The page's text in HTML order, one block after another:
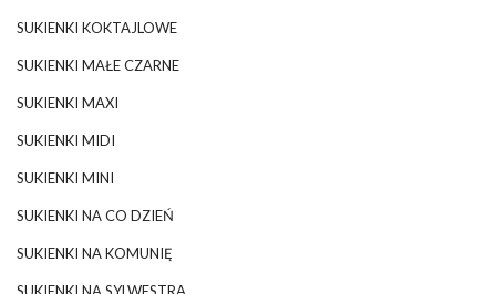
SUKIENKI KOKTAJLOWE
SUKIENKI MAŁE CZARNE
SUKIENKI MAXI
SUKIENKI MIDI
SUKIENKI MINI
SUKIENKI NA CO DZIEŃ
SUKIENKI NA KOMUNIĘ